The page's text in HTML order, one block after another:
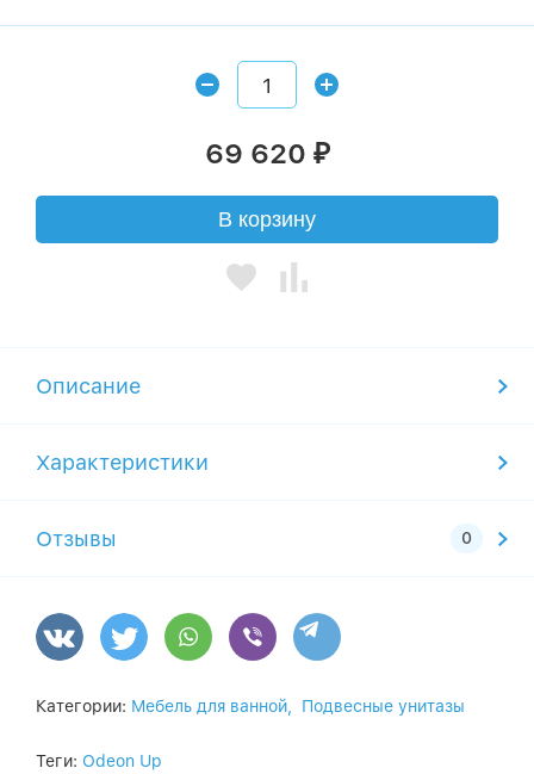
69 620 ₽
В корзину
Описание
Характеристики
Отзывы
Категории: Мебель для ванной, Подвесные унитазы
Теги: Odeon Up